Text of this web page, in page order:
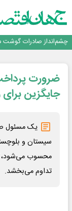
نرخ سود بانکی؛ تیغ دو
طلسم خانه‌سازی
رییس‌کل بیمه مرکزی:
نرخ سود بانکی؛ تیغ دو
ضرورت
جایگزین برای
یک مسئول
سیستان و
محسوب می‌شود،
تداوم می‌بخشد.